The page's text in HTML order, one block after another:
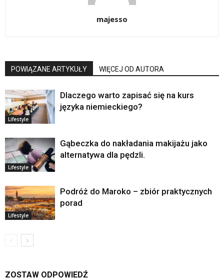
majesso
POWIĄZANE ARTYKUŁY WIĘCEJ OD AUTORA
Lifestyle
Dlaczego warto zapisać się na kurs
języka niemieckiego?
Lifestyle
Gąbeczka do nakładania makijażu jako
alternatywa dla pędzli.
Lifestyle
Podróż do Maroko – zbiór praktycznych
porad
ZOSTAW ODPOWIEDŹ